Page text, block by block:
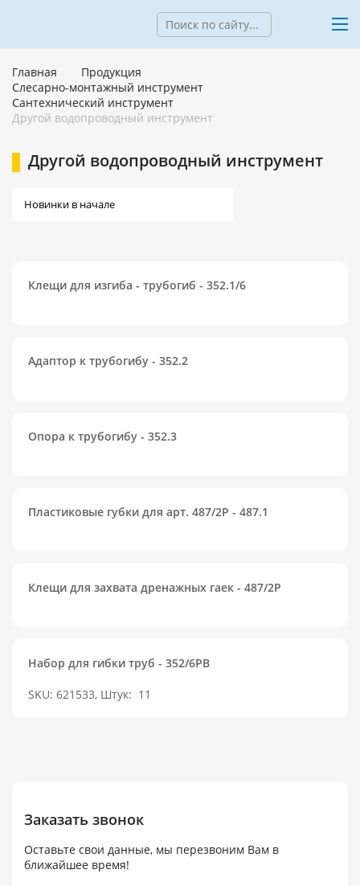
Главная
Продукция
Слесарно-монтажный инструмент
Сантехнический инструмент
Другой водопроводный инструмент
Другой водопроводный инструмент
Клещи для изгиба - трубогиб - 352.1/6
Адаптор к трубогибу - 352.2
Опора к трубогибу - 352.3
Пластиковые губки для арт. 487/2P - 487.1
Клещи для захвата дренажных гаек - 487/2P
Набор для гибки труб - 352/6PB
SKU: 621533, Штук: 11
Заказать звонок
Оставьте свои данные, мы перезвоним Вам в
ближайшее время!